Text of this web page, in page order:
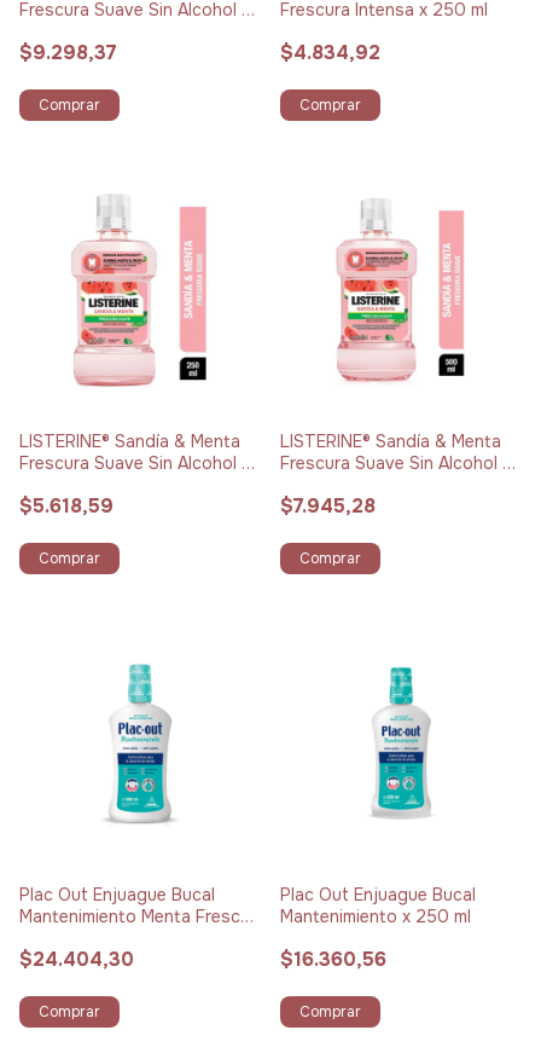
Frescura Suave Sin Alcohol x
$9.298,37
Comprar
Frescura Intensa x 250 ml
$4.834,92
Comprar
LISTERINE® Sandía & Menta
Frescura Suave Sin Alcohol x
$5.618,59
Comprar
LISTERINE® Sandía & Menta
Frescura Suave Sin Alcohol x
$7.945,28
Comprar
Plac Out Enjuague Bucal
Mantenimiento Menta Fresca
$24.404,30
Comprar
Plac Out Enjuague Bucal
Mantenimiento x 250 ml
$16.360,56
Comprar